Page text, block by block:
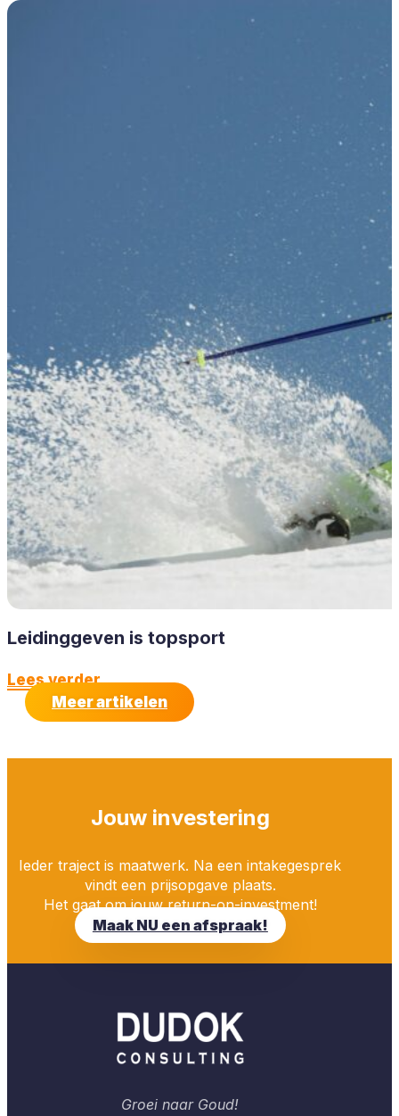
Leidinggeven is topsport
Lees verder
Meer artikelen
Jouw investering
Ieder traject is maatwerk. Na een intakegesprek
vindt een prijsopgave plaats.
Het gaat om jouw return-on-investment!
Maak NU een afspraak!
Groei naar Goud!